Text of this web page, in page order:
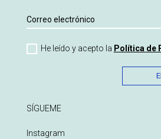
He leído y acepto la Política de
SÍGUEME
Instagram